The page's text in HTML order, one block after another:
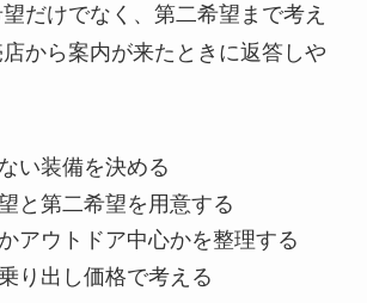
だけでなく、第二希望まで考え
から案内が来たときに返答しや
い装備を決める
と第二希望を用意する
アウトドア中心かを整理する
り出し価格で考える